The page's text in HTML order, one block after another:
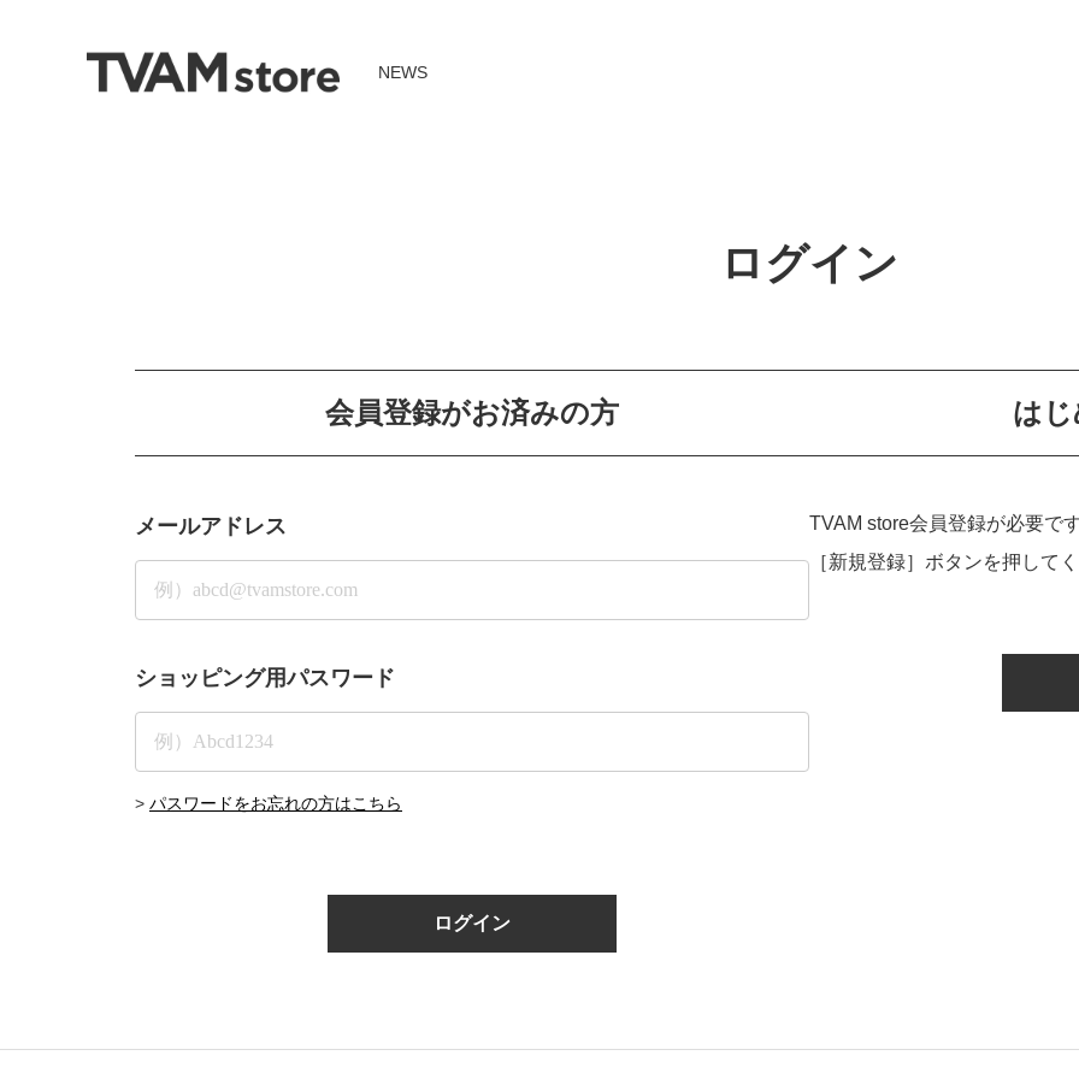
NEWS
ログイン
会員登録がお済みの方
メールアドレス
ショッピング用パスワード
> パスワードをお忘れの方はこちら
は
TVAM store会員登録が必要で
［新規登録］ボタンを押して